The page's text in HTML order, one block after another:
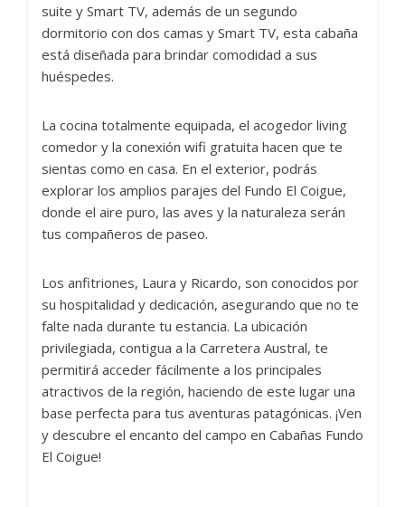
suite y Smart TV, además de un segundo
dormitorio con dos camas y Smart TV, esta cabaña
está diseñada para brindar comodidad a sus
huéspedes.
La cocina totalmente equipada, el acogedor living
comedor y la conexión wifi gratuita hacen que te
sientas como en casa. En el exterior, podrás
explorar los amplios parajes del Fundo El Coigue,
donde el aire puro, las aves y la naturaleza serán
tus compañeros de paseo.
Los anfitriones, Laura y Ricardo, son conocidos por
su hospitalidad y dedicación, asegurando que no te
falte nada durante tu estancia. La ubicación
privilegiada, contigua a la Carretera Austral, te
permitirá acceder fácilmente a los principales
atractivos de la región, haciendo de este lugar una
base perfecta para tus aventuras patagónicas. ¡Ven
y descubre el encanto del campo en Cabañas Fundo
El Coigue!